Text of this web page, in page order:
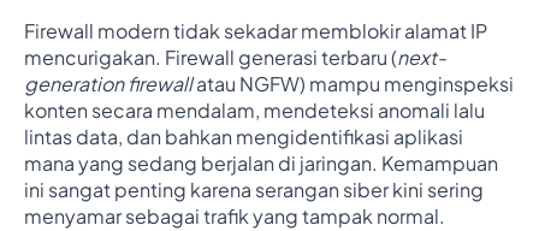
Firewall modern tidak sekadar memblokir alamat IP
mencurigakan. Firewall generasi terbaru (next-
generation firewallatau NGFW) mampu menginspeksi
konten secara mendalam, mendeteksi anomali lalu
lintas data, dan bahkan mengidentifikasi aplikasi
mana yang sedang berjalan di jaringan. Kemampuan
ini sangat penting karena serangan siber kini sering
menyamar sebagai trafik yang tampak normal.